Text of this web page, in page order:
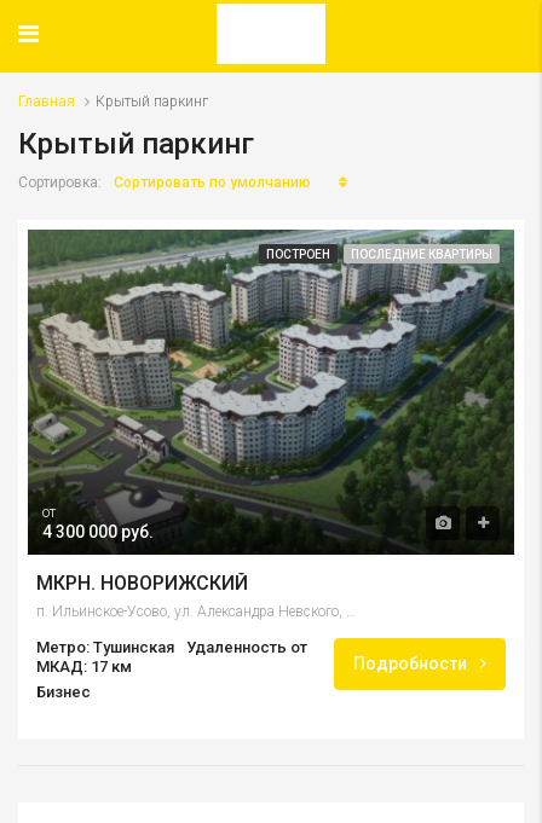
Главная Крытый паркинг
Крытый паркинг
Сортировка: Сортировать по умолчанию
ПОСТРОЕН ПОСЛЕДНИЕ КВАРТИРЫ
от
4 300 000 руб.
МКРН. НОВОРИЖСКИЙ
п. Ильинское-Усово, ул. Александра Невского, мкр Новорижский
Метро: Тушинская
Удаленность от
МКАД: 17 км
Бизнес
Подробности